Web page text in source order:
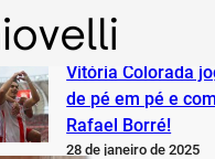
28 de janeiro de 2025
Vitória Colorada
de pé em pé e
Rafael Borré!
28 de janeiro de 2025